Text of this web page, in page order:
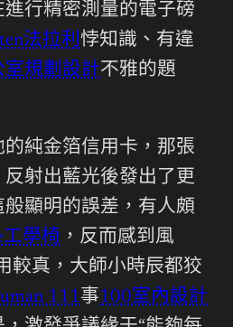
行精密測量的電子磅
法拉利悖知識、有違
室規劃設計不雅的題
的純金箔信用卡，那張
射出藍光後發出了更
顯明的誤差，有人頗
工學椅 ，反而感到風
較真，大師小時辰都狡
111事100室內設計